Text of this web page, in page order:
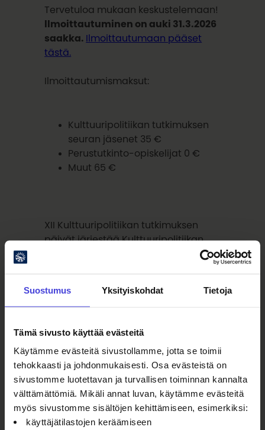
Suostumus Yksityiskohdat Tietoja
Tämä sivusto käyttää evästeitä
Käytämme evästeitä sivustollamme, jotta se toimii
tehokkaasti ja johdonmukaisesti. Osa evästeistä on
sivustomme luotettavan ja turvallisen toiminnan kannalta
välttämättömiä. Mikäli annat luvan, käytämme evästeitä
myös sivustomme sisältöjen kehittämiseen, esimerkiksi:
käyttäjätilastojen keräämiseen
Tervetuloa mukaan keskustelemaan!
Ilmoittautuminen on auki 31.3.2026
saakka. Ilmoittautumaan pääset
tästä.
Ilmoittautumismaksut:
Kulttuuripolitiikan tutkimuksen
seuran jäsenet 35 €
Perustutkinto-opiskelijat 0 €
Muut 65 €
XII Kulttuuripolitiikan tutkimuksen
päivät järjestää Kulttuuripolitiikan
kanssa.
kaupungintalo (Kirkkokatu 2a, 90100
Oulu)
Tapahtuman ajankohta:
9.-10.4.2026
Tarkemmat tiedot ja ohjelma